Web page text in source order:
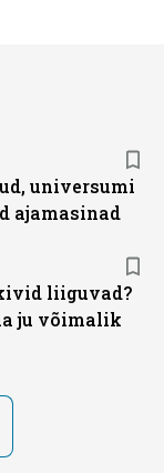
universumi
ajamasinad
liiguvad?
ju võimalik